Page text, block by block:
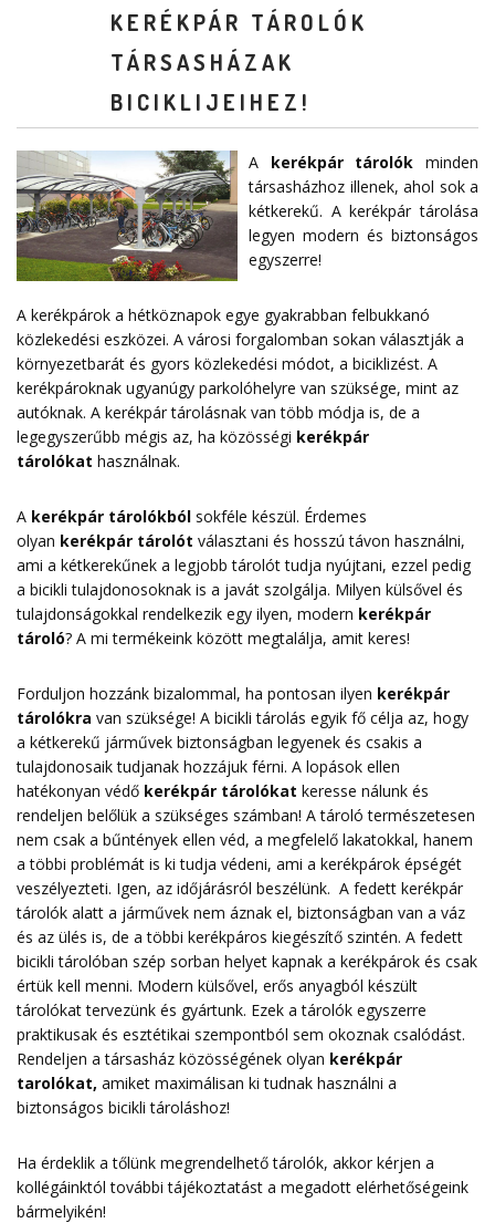
KERÉKPÁR TÁROLÓK
TÁRSASHÁZAK
BICIKLIJEIHEZ!
A kerékpár tárolók minden
társasházhoz illenek, ahol sok a
kétkerekű. A kerékpár tárolása
legyen modern és biztonságos
egyszerre!
A kerékpárok a hétköznapok egye gyakrabban felbukkanó
közlekedési eszközei. A városi forgalomban sokan választják a
környezetbarát és gyors közlekedési módot, a biciklizést. A
kerékpároknak ugyanúgy parkolóhelyre van szüksége, mint az
autóknak. A kerékpár tárolásnak van több módja is, de a
legegyszerűbb mégis az, ha közösségi kerékpár
tárolókat használnak.
A kerékpár tárolókból sokféle készül. Érdemes
olyan kerékpár tárolót választani és hosszú távon használni,
ami a kétkerekűnek a legjobb tárolót tudja nyújtani, ezzel pedig
a bicikli tulajdonosoknak is a javát szolgálja. Milyen külsővel és
tulajdonságokkal rendelkezik egy ilyen, modern kerékpár
tároló? A mi termékeink között megtalálja, amit keres!
Forduljon hozzánk bizalommal, ha pontosan ilyen kerékpár
tárolókra van szüksége! A bicikli tárolás egyik fő célja az, hogy
a kétkerekű járművek biztonságban legyenek és csakis a
tulajdonosaik tudjanak hozzájuk férni. A lopások ellen
hatékonyan védő kerékpár tárolókat keresse nálunk és
rendeljen belőlük a szükséges számban! A tároló természetesen
nem csak a bűntények ellen véd, a megfelelő lakatokkal, hanem
a többi problémát is ki tudja védeni, ami a kerékpárok épségét
veszélyezteti. Igen, az időjárásról beszélünk. A fedett kerékpár
tárolók alatt a járművek nem áznak el, biztonságban van a váz
és az ülés is, de a többi kerékpáros kiegészítő szintén. A fedett
bicikli tárolóban szép sorban helyet kapnak a kerékpárok és csak
értük kell menni. Modern külsővel, erős anyagból készült
tárolókat tervezünk és gyártunk. Ezek a tárolók egyszerre
praktikusak és esztétikai szempontból sem okoznak csalódást.
Rendeljen a társasház közösségének olyan kerékpár
tarolókat, amiket maximálisan ki tudnak használni a
biztonságos bicikli tároláshoz!
Ha érdeklik a tőlünk megrendelhető tárolók, akkor kérjen a
kollégáinktól további tájékoztatást a megadott elérhetőségeink
bármelyikén!